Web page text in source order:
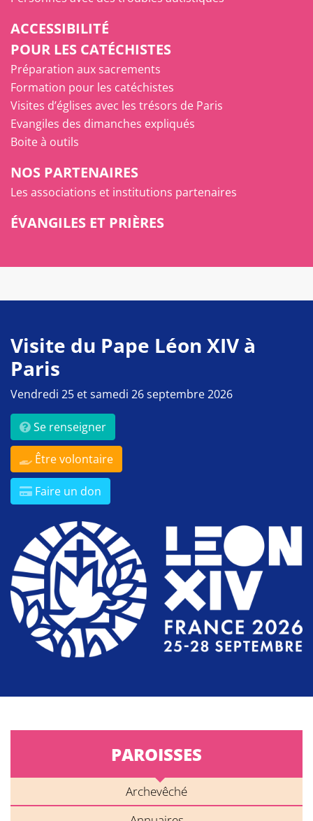
ACCESSIBILITÉ
POUR LES CATÉCHISTES
Préparation aux sacrements
Formation pour les catéchistes
Visites d’églises avec les trésors de Paris
Evangiles des dimanches expliqués
Boite à outils
NOS PARTENAIRES
Les associations et institutions partenaires
ÉVANGILES ET PRIÈRES
Visite du Pape Léon XIV à
Paris
Vendredi 25 et samedi 26 septembre 2026
Se renseigner
Être volontaire
Faire un don
PAROISSES
Archevêché